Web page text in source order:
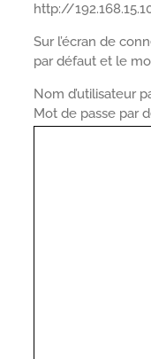
http://
Sur l’écran de
par défaut et le
Nom d’utilisateur
Mot de passe par